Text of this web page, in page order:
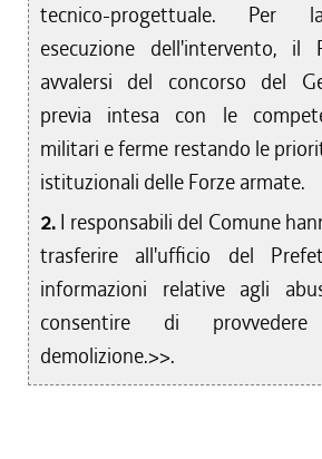
tecnico-progettuale. Per
esecuzione dell'intervento, il
avvalersi del concorso del
previa intesa con le
militari e ferme restando le
istituzionali delle Forze armate.
2. I responsabili del Comune
trasferire all'ufficio del
informazioni relative agli
consentire di
demolizione.>>.